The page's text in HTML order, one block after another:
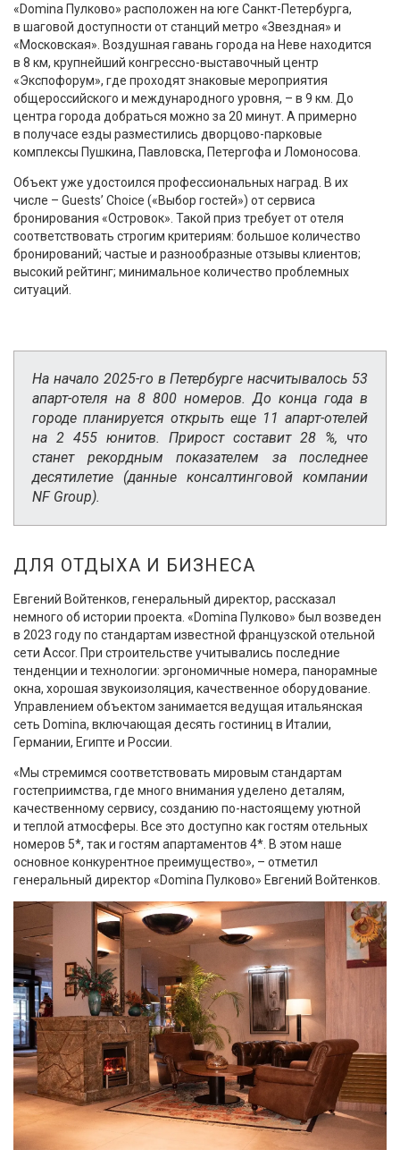
«Domina Пулково» расположен на юге Санкт-Петербурга,
в шаговой доступности от станций метро «Звездная» и
«Московская». Воздушная гавань города на Неве находится
в 8 км, крупнейший конгрессно-выставочный центр
«Экспофорум», где проходят знаковые мероприятия
общероссийского и международного уровня, – в 9 км. До
центра города добраться можно за 20 минут. А примерно
в получасе езды разместились дворцово-парковые
комплексы Пушкина, Павловска, Петергофа и Ломоносова.
Объект уже удостоился профессиональных наград. В их
числе – Guests’ Choice («Выбор гостей») от сервиса
бронирования «Островок». Такой приз требует от отеля
соответствовать строгим критериям: большое количество
бронирований; частые и разнообразные отзывы клиентов;
высокий рейтинг; минимальное количество проблемных
ситуаций.
На начало 2025-го в Петербурге насчитывалось 53
апарт-отеля на 8 800 номеров. До конца года в
городе планируется открыть еще 11 апарт-отелей
на 2 455 юнитов. Прирост составит 28 %, что
станет рекордным показателем за последнее
десятилетие (данные консалтинговой компании
NF Group).
ДЛЯ ОТДЫХА И БИЗНЕСА
Евгений Войтенков, генеральный директор, рассказал
немного об истории проекта. «Domina Пулково» был возведен
в 2023 году по стандартам известной французской отельной
сети Accor. При строительстве учитывались последние
тенденции и технологии: эргономичные номера, панорамные
окна, хорошая звукоизоляция, качественное оборудование.
Управлением объектом занимается ведущая итальянская
сеть Domina, включающая десять гостиниц в Италии,
Германии, Египте и России.
«Мы стремимся соответствовать мировым стандартам
гостеприимства, где много внимания уделено деталям,
качественному сервису, созданию по-настоящему уютной
и теплой атмосферы. Все это доступно как гостям отельных
номеров 5*, так и гостям апартаментов 4*. В этом наше
основное конкурентное преимущество», – отметил
генеральный директор «Domina Пулково» Евгений Войтенков.